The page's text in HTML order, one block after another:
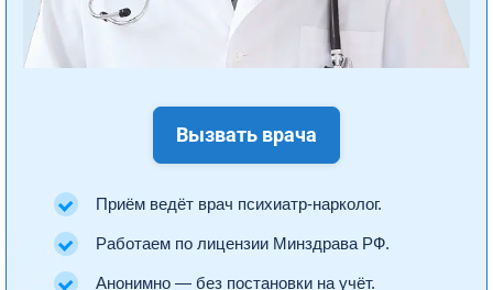
Вызвать врача
Приём ведёт врач психиатр-нарколог.
Работаем по лицензии Минздрава РФ.
Анонимно — без постановки на учёт.